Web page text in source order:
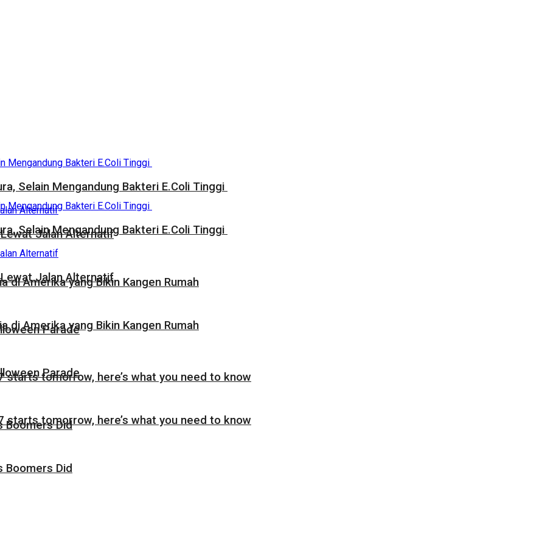
Selain Mengandung Bakteri E.Coli Tinggi
Lewat Jalan Alternatif
di Amerika yang Bikin Kangen Rumah
Parade
tomorrow, here’s what you need to know
Boomers Did
Selain Mengandung Bakteri E.Coli Tinggi
Lewat Jalan Alternatif
di Amerika yang Bikin Kangen Rumah
Parade
tomorrow, here’s what you need to know
Boomers Did